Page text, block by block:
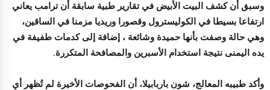
وسبق أن كشف البيت الأبيض في تقارير طبية سابقة أن ترامب يعاني
ارتفاعا بسيطا في الكوليسترول وقصورا وريديا مزمنا في الساقين،
وهي حالة وصفت بأنها حميدة وشائعة ، إضافة إلى كدمات طفيفة في
يده اليمنى نتيجة استخدام الأسبرين والمصافحة المتكررة.
وأكد طبيبه المعالج، شون باربابيلا، أن الفحوصات الأخيرة لم تُظهر أي